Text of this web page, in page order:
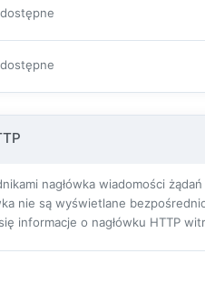
nagłówka wiadomości
nie są wyświetlane
informacje o nagłówku HTTP